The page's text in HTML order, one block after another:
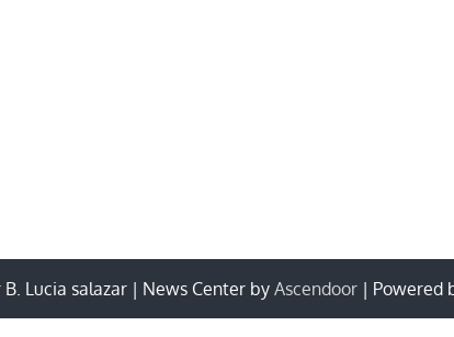
Lucia salazar | News Center by Ascendoor | Powered